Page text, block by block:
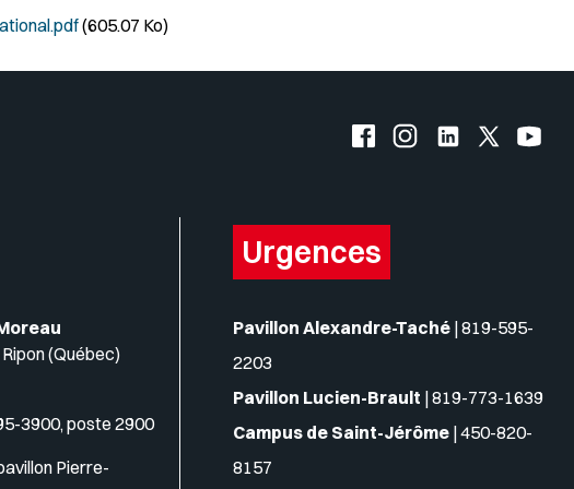
(605.07 Ko)
Facebook de l'UQO
Instagram de l'UQO
LinkedIn de
X
(Québec)
3900, poste 2900
Pierre-
Urgences
Pavillon Alexandre-Taché |819-595-
2203
Pavillon Lucien-Brault |819-773-1639
Campus de Saint-Jérôme |450-820-
8157